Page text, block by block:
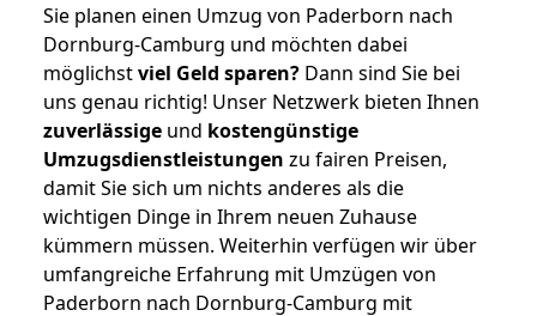
Sie planen einen Umzug von Paderborn nach
Dornburg-Camburg und möchten dabei
möglichstviel Geld sparen? Dann sind Sie bei
uns genau richtig! Unser Netzwerk bieten Ihnen
zuverlässige und kostengünstige
Umzugsdienstleistungen zu fairen Preisen,
damit Sie sich um nichts anderes als die
wichtigen Dinge in Ihrem neuen Zuhause
kümmern müssen. Weiterhin verfügen wir über
umfangreiche Erfahrung mit Umzügen von
Paderborn nach Dornburg-Camburg mit